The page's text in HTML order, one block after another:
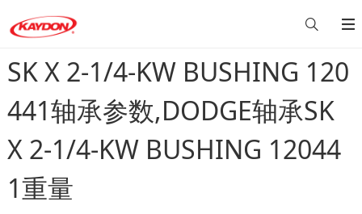
SK X 2-1/4-KW BUSHING 120
441轴承参数,DODGE轴承SK
X 2-1/4-KW BUSHING 12044
1重量